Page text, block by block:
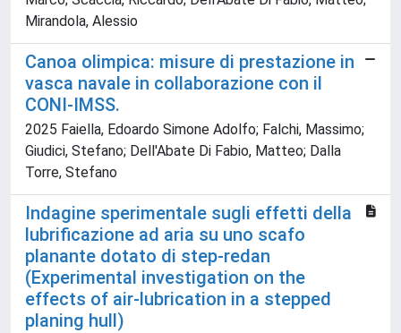
Mirandola, Alessio
Canoa olimpica: misure di prestazione in
vasca navale in collaborazione con il
CONI-IMSS.
2025 Faiella, Edoardo Simone Adolfo; Falchi, Massimo;
Giudici, Stefano; Dell'Abate Di Fabio, Matteo; Dalla
Torre, Stefano
Indagine sperimentale sugli effetti della
lubrificazione ad aria su uno scafo
planante dotato di step-redan
(Experimental investigation on the
effects of air-lubrication in a stepped
planing hull)